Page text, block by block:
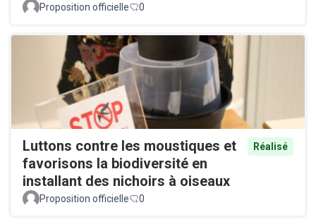
Proposition officielle 0
Luttons contre les moustiques et
favorisons la biodiversité en
installant des nichoirs à oiseaux
Réalisé
Proposition officielle 0